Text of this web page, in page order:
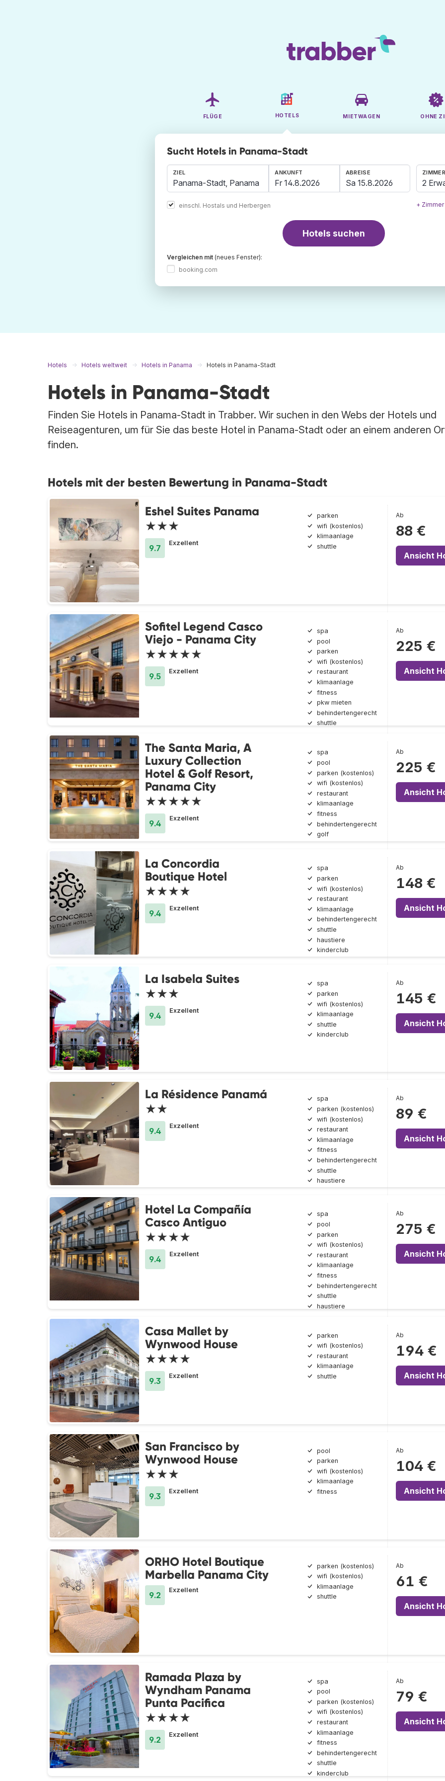
FLÜGE HOTELS MIETWAGEN OHNE
Sucht Hotels in Panama-Stadt
ZIEL
einschl. Hostals und Herbergen
ANKUNFT ABREISE
2
+
Hotels suchen
Vergleichen mit (neues Fenster):
booking.com
Hotels Hotels weltweit Hotels in Panama Hotels in Panama-Stadt
Hotels in Panama-Stadt
Finden Sie Hotels in Panama-Stadt in Trabber. Wir suchen in den Webs der Hotels und
Reiseagenturen, um für Sie das beste Hotel in Panama-Stadt oder an einem anderen
finden.
Hotels mit der besten Bewertung in Panama-Stadt
Eshel Suites Panama
★★★
9.7
Exzellent
parken
wifi (kostenlos)
klimaanlage
shuttle
Ab
88 €
Ansicht
Sofitel Legend Casco
Viejo - Panama City
★★★★★
9.5
Exzellent
spa
pool
parken
wifi (kostenlos)
restaurant
klimaanlage
fitness
pkw mieten
behindertengerecht
shuttle
Ab
225 €
Ansicht
The Santa Maria, A
Luxury Collection
Hotel & Golf Resort,
Panama City
★★★★★
9.4
Exzellent
spa
pool
parken (kostenlos)
wifi (kostenlos)
restaurant
klimaanlage
fitness
behindertengerecht
golf
Ab
225 €
Ansicht
La Concordia
Boutique Hotel
★★★★
9.4
Exzellent
spa
parken
wifi (kostenlos)
restaurant
klimaanlage
behindertengerecht
shuttle
haustiere
kinderclub
Ab
148 €
Ansicht
La Isabela Suites
★★★
9.4
Exzellent
spa
parken
wifi (kostenlos)
klimaanlage
shuttle
kinderclub
Ab
145 €
Ansicht
La Résidence Panamá
★★
9.4
Exzellent
spa
parken (kostenlos)
wifi (kostenlos)
restaurant
klimaanlage
fitness
behindertengerecht
shuttle
haustiere
Ab
89 €
Ansicht
Hotel La Compañía
Casco Antiguo
★★★★
9.4
Exzellent
spa
pool
parken
wifi (kostenlos)
restaurant
klimaanlage
fitness
behindertengerecht
shuttle
haustiere
Ab
275 €
Ansicht
Casa Mallet by
Wynwood House
★★★★
9.3
Exzellent
parken
wifi (kostenlos)
restaurant
klimaanlage
shuttle
Ab
194 €
Ansicht
San Francisco by
Wynwood House
★★★
9.3
Exzellent
pool
parken
wifi (kostenlos)
klimaanlage
fitness
Ab
104 €
Ansicht
ORHO Hotel Boutique
Marbella Panama City
9.2
Exzellent
parken (kostenlos)
wifi (kostenlos)
klimaanlage
shuttle
Ab
61 €
Ansicht
Ramada Plaza by
Wyndham Panama
Punta Pacifica
★★★★
9.2
Exzellent
spa
pool
parken (kostenlos)
wifi (kostenlos)
restaurant
klimaanlage
fitness
behindertengerecht
shuttle
kinderclub
Ab
79 €
Ansicht